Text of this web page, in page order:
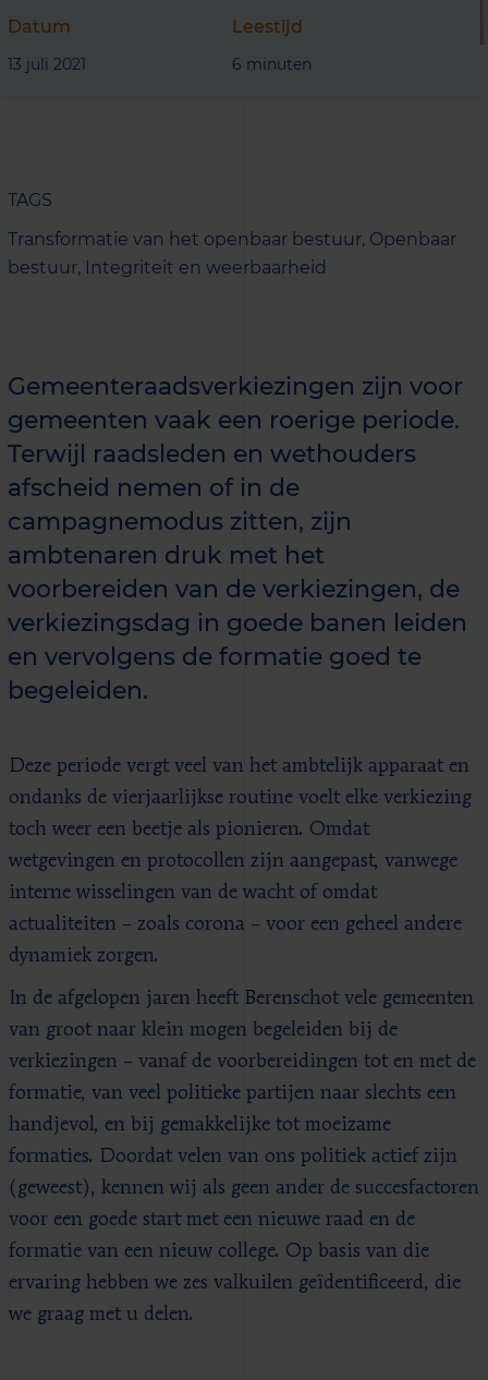
Datum
13 juli 2021
Leestijd
6 minuten
TAGS
Transformatie van het openbaar bestuur, Openbaar
bestuur, Integriteit en weerbaarheid
Gemeenteraadsverkiezingen zijn voor
gemeenten vaak een roerige periode.
Terwijl raadsleden en wethouders
afscheid nemen of in de
campagnemodus zitten, zijn
ambtenaren druk met het
voorbereiden van de verkiezingen, de
verkiezingsdag in goede banen leiden
en vervolgens de formatie goed te
begeleiden.
Deze periode vergt veel van het ambtelijk apparaat en
ondanks de vierjaarlijkse routine voelt elke verkiezing
toch weer een beetje als pionieren. Omdat
wetgevingen en protocollen zijn aangepast, vanwege
interne wisselingen van de wacht of omdat
actualiteiten – zoals corona – voor een geheel andere
dynamiek zorgen.
In de afgelopen jaren heeft Berenschot vele gemeenten
van groot naar klein mogen begeleiden bij de
verkiezingen – vanaf de voorbereidingen tot en met de
formatie, van veel politieke partijen naar slechts een
handjevol, en bij gemakkelijke tot moeizame
formaties. Doordat velen van ons politiek actief zijn
(geweest), kennen wij als geen ander de succesfactoren
voor een goede start met een nieuwe raad en de
formatie van een nieuw college. Op basis van die
ervaring hebben we zes valkuilen geïdentificeerd, die
we graag met u delen.